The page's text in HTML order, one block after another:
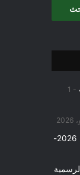
1
بلاغ حول رزنامة الدخول المدرسي للسنة الدراسية 2026-